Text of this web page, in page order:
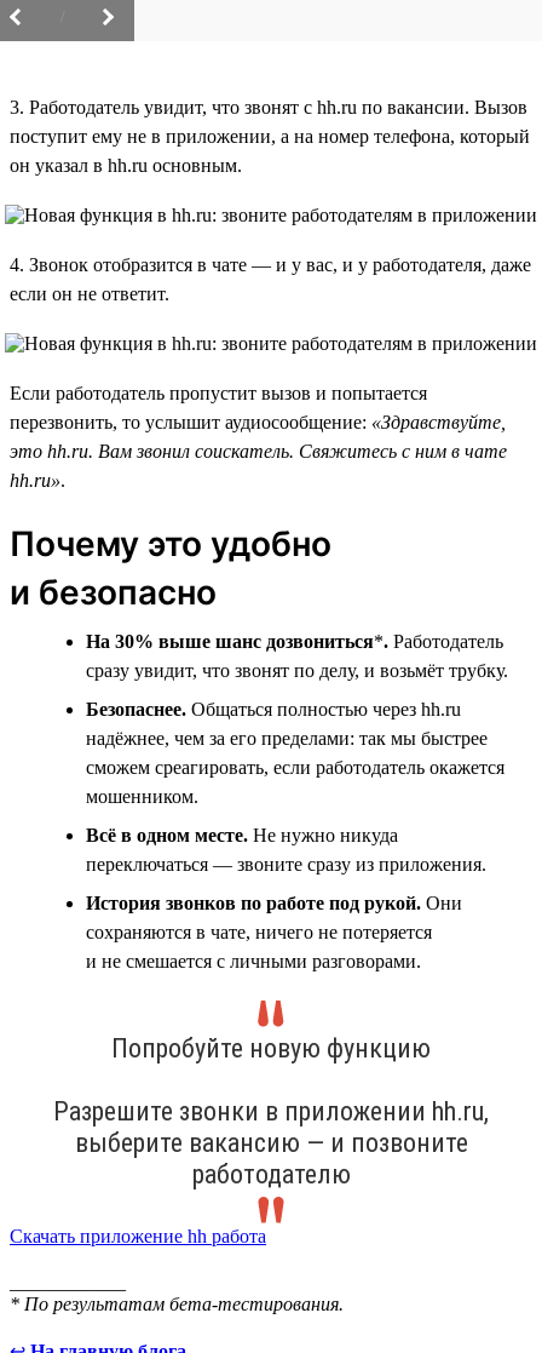
3. Работодатель увидит, что звонят с hh.ru по вакансии. Вызов
поступит ему не в приложении, а на номер телефона, который
он указал в hh.ru основным.
4. Звонок отобразится в чате — и у вас, и у работодателя, даже
если он не ответит.
Если работодатель пропустит вызов и попытается
перезвонить, то услышит аудиосообщение: «Здравствуйте,
это hh.ru. Вам звонил соискатель. Свяжитесь с ним в чате
hh.ru».
Почему это удобно
и безопасно
На 30% выше шанс дозвониться*. Работодатель
сразу увидит, что звонят по делу, и возьмёт трубку.
Безопаснее. Общаться полностью через hh.ru
надёжнее, чем за его пределами: так мы быстрее
сможем среагировать, если работодатель окажется
мошенником.
Всё в одном месте. Не нужно никуда
переключаться — звоните сразу из приложения.
История звонков по работе под рукой. Они
сохраняются в чате, ничего не потеряется
и не смешается с личными разговорами.
Попробуйте новую функцию
Разрешите звонки в приложении hh.ru,
выберите вакансию — и позвоните
работодателю
Скачать приложение hh работа
* По результатам бета-тестирования.